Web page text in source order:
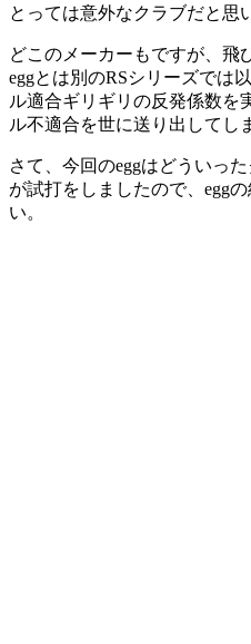
とっては意外なクラブだと思
どこのメーカーもですが、飛
eggとは別のRSシリーズでは
ル適合ギリギリの反発係数を
ル不適合を世に送り出してし
さて、今回のeggはどういっ
が試打をしましたので、egg
い。